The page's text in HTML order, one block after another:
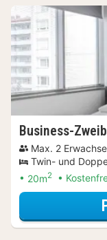
Business-
Max. 2
Twin- und
20m2